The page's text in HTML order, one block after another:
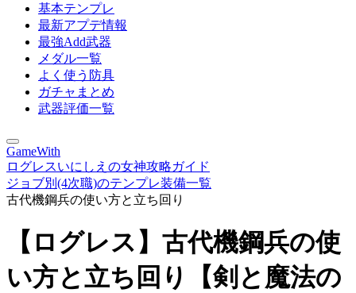
基本テンプレ
最新アプデ情報
最強Add武器
メダル一覧
よく使う防具
ガチャまとめ
武器評価一覧
GameWith
ログレスいにしえの女神攻略ガイド
ジョブ別(4次職)のテンプレ装備一覧
古代機鋼兵の使い方と立ち回り
【ログレス】古代機鋼兵の使
い方と立ち回り【剣と魔法の